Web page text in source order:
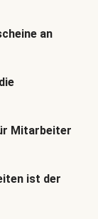
an
Mitarbeiter
ist der